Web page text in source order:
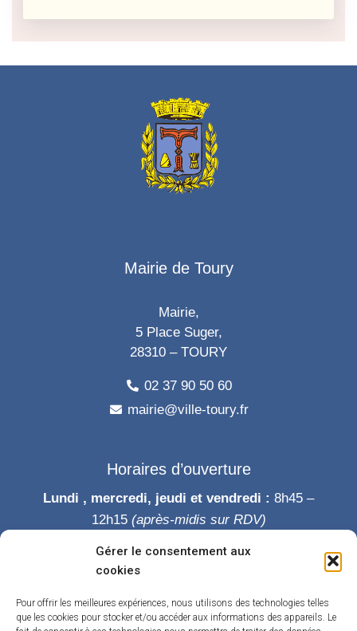
Gérer le consentement aux
cookies
Pour offrir les meilleures expériences, nous utilisons des technologies telles
que les cookies pour stocker et/ou accéder aux informations des appareils. Le
Mairie de Toury
Mairie,
5 Place Suger,
28310 – TOURY
02 37 90 50 60
mairie@ville-toury.fr
Horaires d’ouverture
Lundi , mercredi, jeudi et vendredi : 8h45 –
12h15 (après-midis sur RDV)